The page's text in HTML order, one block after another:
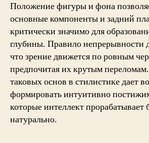
Положение фигуры и фона
основные компоненты и задний
критически значимо для
глубины. Правило непрерывности
что зрение движется по ровным
предпочитая их крутым
таковых основ в стилистике дает
формировать интуитивно
которые интеллект прорабатывает
натурально.